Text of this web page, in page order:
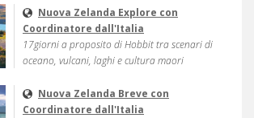
Nuova Zelanda Explore con
Coordinatore dall'Italia
17giorni a proposito di Hobbit tra scenari di
oceano, vulcani, laghi e cultura maori
Nuova Zelanda Breve con
Coordinatore dall'Italia